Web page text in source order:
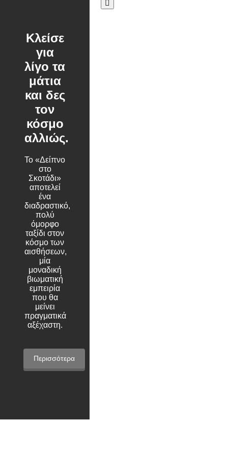
Κλείσε
για
λίγο τα
μάτια
και δες
τον
κόσμο
αλλιώς.
Το «Δείπνο
στο
Σκοτάδι»
αποτελεί
ένα
διαδραστικό,
πολύ
όμορφο
ταξίδι στον
κόσμο των
αισθήσεων,
μία
μοναδική
βιωματική
εμπειρία
που θα
μείνει
πραγματικά
αξέχαστη.
Περισσότερα